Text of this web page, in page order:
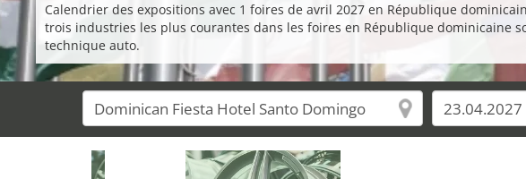
Calendrier des expositions avec 1 foires de avril 2027 en République
trois industries les plus courantes dans les foires en République dominicaine
technique auto.